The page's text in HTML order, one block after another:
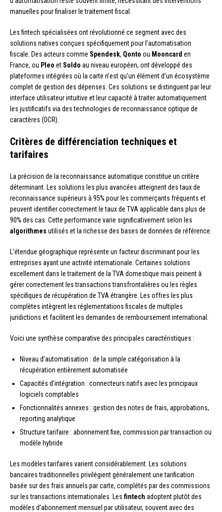
manuelles pour finaliser le traitement fiscal.
Les fintech spécialisées ont révolutionné ce segment avec des
solutions natives conçues spécifiquement pour l’automatisation
fiscale. Des acteurs comme Spendesk, Qonto ou Mooncard en
France, ou Pleo et Soldo au niveau européen, ont développé des
plateformes intégrées où la carte n’est qu’un élément d’un écosystème
complet de gestion des dépenses. Ces solutions se distinguent par leur
interface utilisateur intuitive et leur capacité à traiter automatiquement
les justificatifs via des technologies de reconnaissance optique de
caractères (OCR).
Critères de différenciation techniques et
tarifaires
La précision de la reconnaissance automatique constitue un critère
déterminant. Les solutions les plus avancées atteignent des taux de
reconnaissance supérieurs à 95% pour les commerçants fréquents et
peuvent identifier correctement le taux de TVA applicable dans plus de
90% des cas. Cette performance varie significativement selon les
algorithmes utilisés et la richesse des bases de données de référence.
L’étendue géographique représente un facteur discriminant pour les
entreprises ayant une activité internationale. Certaines solutions
excellement dans le traitement de la TVA domestique mais peinent à
gérer correctement les transactions transfrontalières ou les règles
spécifiques de récupération de TVA étrangère. Les offres les plus
complètes intègrent les réglementations fiscales de multiples
juridictions et facilitent les demandes de remboursement international.
Voici une synthèse comparative des principales caractéristiques :
Niveau d’automatisation : de la simple catégorisation à la
récupération entièrement automatisée
Capacités d’intégration : connecteurs natifs avec les principaux
logiciels comptables
Fonctionnalités annexes : gestion des notes de frais, approbations,
reporting analytique
Structure tarifaire : abonnement fixe, commission par transaction ou
modèle hybride
Les modèles tarifaires varient considérablement. Les solutions
bancaires traditionnelles privilégient généralement une tarification
basée sur des frais annuels par carte, complétés par des commissions
sur les transactions internationales. Les fintech adoptent plutôt des
modèles d’abonnement mensuel par utilisateur, souvent avec des